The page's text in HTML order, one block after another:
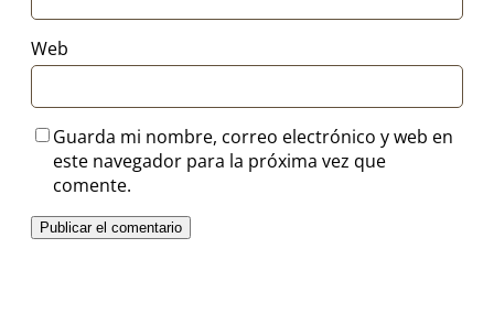
Web
Guarda mi nombre, correo electrónico y web en
este navegador para la próxima vez que
comente.